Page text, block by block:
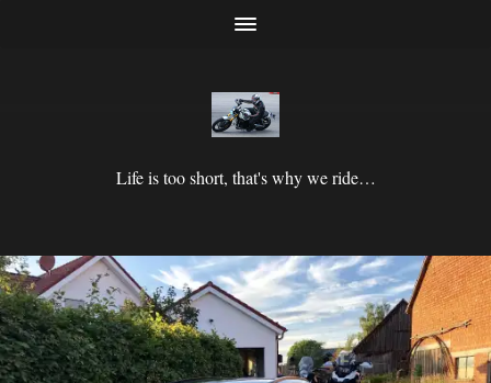
Life is too short, that's why we ride…